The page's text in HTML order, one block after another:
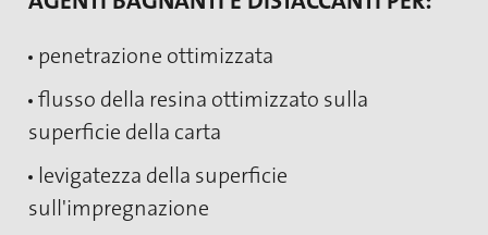
penetrazione ottimizzata
flusso della resina ottimizzato sulla
superficie della carta
levigatezza della superficie
sull'impregnazione